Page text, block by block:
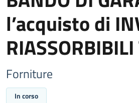
l’acquisto di
Forniture
In corso